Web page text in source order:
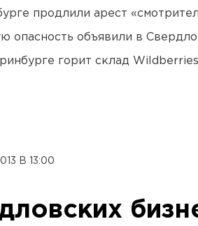
продлили арест
опасность объявили в
горит склад Wildberries
В 13:00